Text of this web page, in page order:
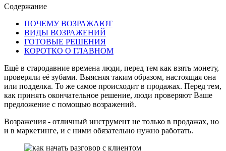
Содержание
ПОЧЕМУ ВОЗРАЖАЮТ
ВИДЫ ВОЗРАЖЕНИЙ
ГОТОВЫЕ РЕШЕНИЯ
КОРОТКО О ГЛАВНОМ
Ещё в стародавние времена люди, перед тем как взять монету,
проверяли её зубами. Выясняя таким образом, настоящая она
или подделка. То же самое происходит в продажах. Перед тем,
как принять окончательное решение, люди проверяют Ваше
предложение с помощью возражений.
Возражения - отличный инструмент не только в продажах, но
и в маркетинге, и с ними обязательно нужно работать.